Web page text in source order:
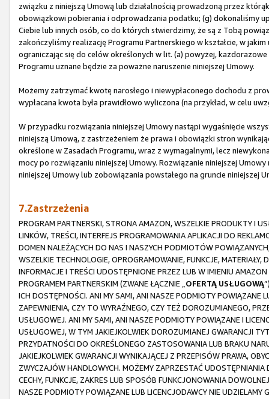
związku z niniejszą Umową lub działalnością prowadzoną przez
obowiązkowi pobierania i odprowadzania podatku; (g) dokonaliśmy
Ciebie lub innych osób, co do których stwierdzimy, że są z Tobą
zakończyliśmy realizację Programu Partnerskiego w kształcie, w
ograniczając się do celów określonych w lit. (a) powyżej,
Programu uznane będzie za poważne naruszenie niniejszej Umowy.
Możemy zatrzymać kwotę narosłego i niewypłaconego dochodu z
wypłacana kwota była prawidłowo wyliczona (na przykład, w celu
W przypadku rozwiązania niniejszej Umowy nastąpi wygaśnięcie
niniejszą Umową, z zastrzeżeniem że prawa i obowiązki stron
określone w Zasadach Programu, wraz z wymagalnymi, lecz
mocy po rozwiązaniu niniejszej Umowy. Rozwiązanie niniejszej
niniejszej Umowy lub zobowiązania powstałego na gruncie niniejszej
7.Zastrzeżenia
PROGRAM PARTNERSKI, STRONA AMAZON, WSZELKIE PRODUKTY I
LINKÓW, TREŚCI, INTERFEJS PROGRAMOWANIA APLIKACJI DO
DOMEN NALEŻĄCYCH DO NAS I NASZYCH PODMIOTÓW
WSZELKIE TECHNOLOGIE, OPROGRAMOWANIE, FUNKCJE,
INFORMACJE I TREŚCI UDOSTĘPNIONE PRZEZ LUB W IMIENIU
PROGRAMEM PARTNERSKIM (ZWANE ŁĄCZNIE „ OFERTĄ USŁUGOWĄ
ICH DOSTĘPNOŚCI. ANI MY SAMI, ANI NASZE PODMIOTY POWIĄZANE
ZAPEWNIENIA, CZY TO WYRAŹNEGO, CZY TEŻ DOROZUMIANEGO,
USŁUGOWEJ. ANI MY SAMI, ANI NASZE PODMIOTY POWIĄZANE I
USŁUGOWEJ, W TYM JAKIEJKOLWIEK DOROZUMIANEJ GWARANCJI
PRZYDATNOŚCI DO OKREŚLONEGO ZASTOSOWANIA LUB BRAKU
JAKIEJKOLWIEK GWARANCJI WYNIKAJĄCEJ Z PRZEPISÓW PRAWA,
ZWYCZAJÓW HANDLOWYCH. MOŻEMY ZAPRZESTAĆ
CECHY, FUNKCJE, ZAKRES LUB SPOSÓB FUNKCJONOWANIA
NASZE PODMIOTY POWIĄZANE LUB LICENCJODAWCY NIE